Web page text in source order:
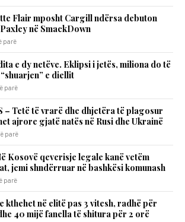
Flair mposht Cargill ndërsa debuton
në SmackDown
parë
e dy netëve. Eklipsi i jetës, miliona do të
e diellit
parë
– Tetë të vrarë dhe dhjetëra të plagosur
ajrore gjatë natës në Rusi dhe Ukrainë
parë
Kosovë qeverisje legale kanë vetëm
jemi shndërruar në bashkësi komunash
parë
kthehet në elitë pas 3 vitesh, radhë për
40 mijë fanella të shitura për 2 orë